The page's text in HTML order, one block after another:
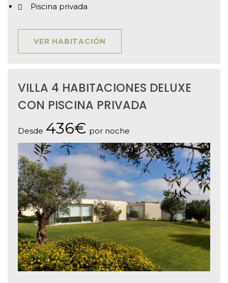
Piscina privada
VER HABITACIÓN
VILLA 4 HABITACIONES DELUXE
CON PISCINA PRIVADA
Desde 436€ por noche